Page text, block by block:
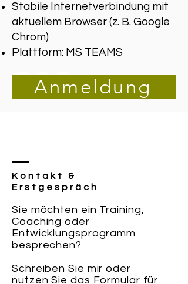
Stabile Internetverbindung mit
aktuellem Browser (z. B. Google
Chrom)
Plattform: MS TEAMS
Anmeldung
Kontakt &
Erstgespräch
Sie möchten ein Training,
Coaching oder
Entwicklungsprogramm
besprechen?
Schreiben Sie mir oder
nutzen Sie das Formular für